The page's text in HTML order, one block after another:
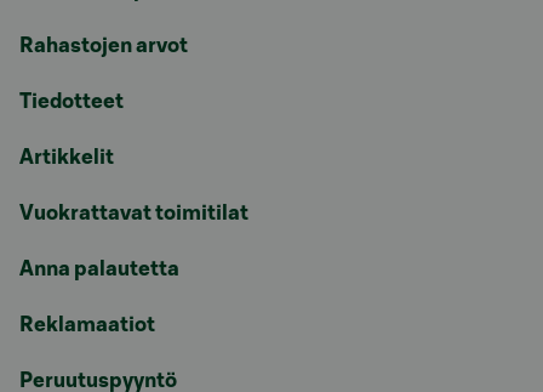
Rahastojen arvot
Tiedotteet
Artikkelit
Vuokrattavat toimitilat
Anna palautetta
Reklamaatiot
Peruutuspyyntö